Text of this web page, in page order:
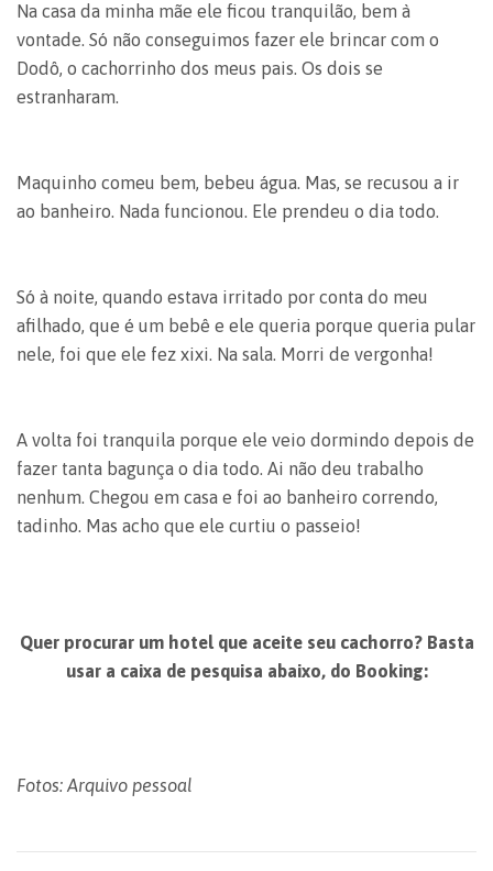
Na casa da minha mãe ele ficou tranquilão, bem à
vontade. Só não conseguimos fazer ele brincar com o
Dodô, o cachorrinho dos meus pais. Os dois se
estranharam.
Maquinho comeu bem, bebeu água. Mas, se recusou a ir
ao banheiro. Nada funcionou. Ele prendeu o dia todo.
Só à noite, quando estava irritado por conta do meu
afilhado, que é um bebê e ele queria porque queria pular
nele, foi que ele fez xixi. Na sala. Morri de vergonha!
A volta foi tranquila porque ele veio dormindo depois de
fazer tanta bagunça o dia todo. Ai não deu trabalho
nenhum. Chegou em casa e foi ao banheiro correndo,
tadinho. Mas acho que ele curtiu o passeio!
Quer procurar um hotel que aceite seu cachorro? Basta
usar a caixa de pesquisa abaixo, do Booking:
Fotos: Arquivo pessoal